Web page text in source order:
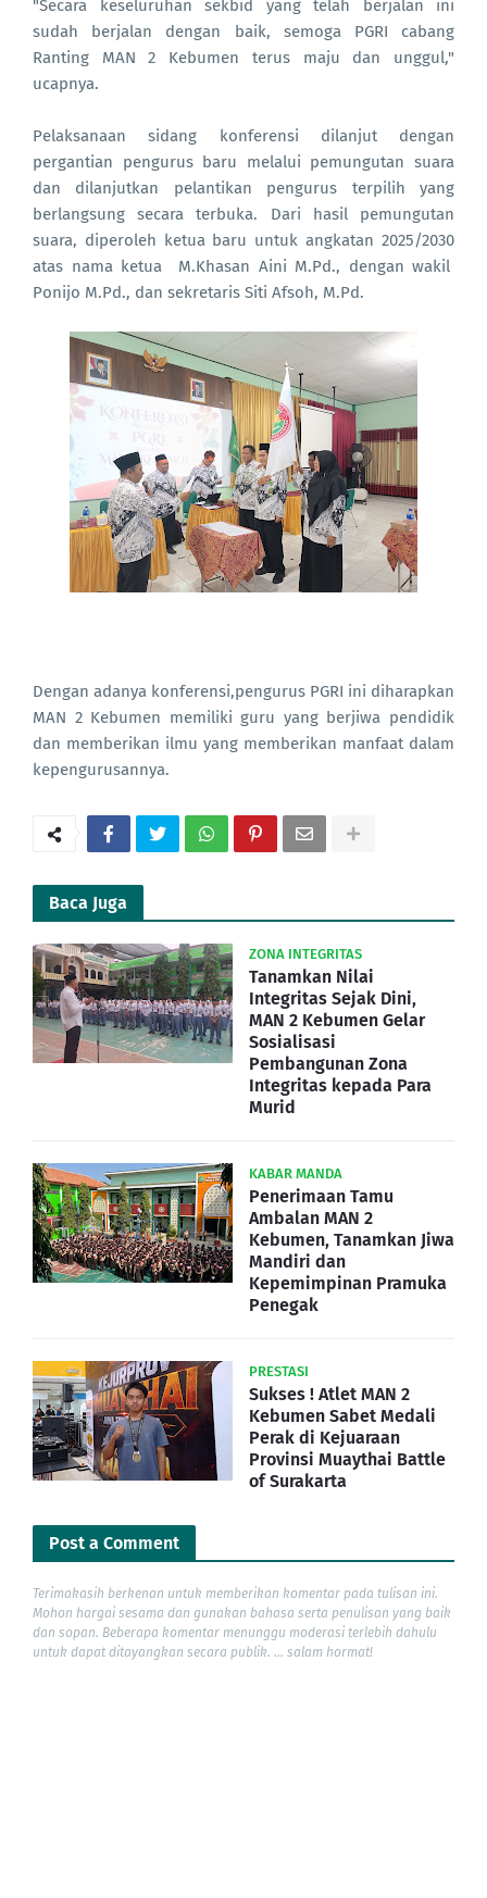
"Secara keseluruhan sekbid yang telah berjalan ini
sudah berjalan dengan baik, semoga PGRI cabang
Ranting MAN 2 Kebumen terus maju dan unggul,"
ucapnya.
Pelaksanaan sidang konferensi dilanjut dengan
pergantian pengurus baru melalui pemungutan suara
dan dilanjutkan pelantikan pengurus terpilih yang
berlangsung secara terbuka. Dari hasil pemungutan
suara, diperoleh ketua baru untuk angkatan 2025/2030
atas nama ketua M.Khasan Aini M.Pd., dengan wakil
Ponijo M.Pd., dan sekretaris Siti Afsoh, M.Pd.
Dengan adanya konferensi,pengurus PGRI ini diharapkan
MAN 2 Kebumen memiliki guru yang berjiwa pendidik
dan memberikan ilmu yang memberikan manfaat dalam
kepengurusannya.
Baca Juga
ZONA INTEGRITAS
Tanamkan Nilai
Integritas Sejak Dini,
MAN 2 Kebumen Gelar
Sosialisasi
Pembangunan Zona
Integritas kepada Para
Murid
KABAR MANDA
Penerimaan Tamu
Ambalan MAN 2
Kebumen, Tanamkan Jiwa
Mandiri dan
Kepemimpinan Pramuka
Penegak
PRESTASI
Sukses ! Atlet MAN 2
Kebumen Sabet Medali
Perak di Kejuaraan
Provinsi Muaythai Battle
of Surakarta
Post a Comment
Terimakasih berkenan untuk memberikan komentar pada tulisan ini.
Mohon hargai sesama dan gunakan bahasa serta penulisan yang baik
dan sopan. Beberapa komentar menunggu moderasi terlebih dahulu
untuk dapat ditayangkan secara publik. ... salam hormat!